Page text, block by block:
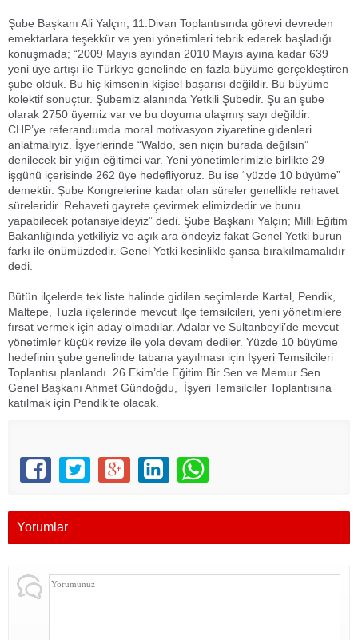
Şube Başkanı Ali Yalçın, 11.Divan Toplantısında görevi devreden
emektarlara teşekkür ve yeni yönetimleri tebrik ederek başladığı
konuşmada; “2009 Mayıs ayından 2010 Mayıs ayına kadar 639
yeni üye artışı ile Türkiye genelinde en fazla büyüme gerçekleştiren
şube olduk. Bu hiç kimsenin kişisel başarısı değildir. Bu büyüme
kolektif sonuçtur. Şubemiz alanında Yetkili Şubedir. Şu an şube
olarak 2750 üyemiz var ve bu doyuma ulaşmış sayı değildir.
CHP’ye referandumda moral motivasyon ziyaretine gidenleri
anlatmalıyız. İşyerlerinde “Waldo, sen niçin burada değilsin”
denilecek bir yığın eğitimci var. Yeni yönetimlerimizle birlikte 29
işgünü içerisinde 262 üye hedefliyoruz. Bu ise “yüzde 10 büyüme”
demektir. Şube Kongrelerine kadar olan süreler genellikle rehavet
süreleridir. Rehaveti gayrete çevirmek elimizdedir ve bunu
yapabilecek potansiyeldeyiz” dedi. Şube Başkanı Yalçın; Milli Eğitim
Bakanlığında yetkiliyiz ve açık ara öndeyiz fakat Genel Yetki burun
farkı ile önümüzdedir. Genel Yetki kesinlikle şansa bırakılmamalıdır
dedi.
Bütün ilçelerde tek liste halinde gidilen seçimlerde Kartal, Pendik,
Maltepe, Tuzla ilçelerinde mevcut ilçe temsilcileri, yeni yönetimlere
fırsat vermek için aday olmadılar. Adalar ve Sultanbeyli’de mevcut
yönetimler küçük revize ile yola devam dediler. Yüzde 10 büyüme
hedefinin şube genelinde tabana yayılması için İşyeri Temsilcileri
Toplantısı planlandı. 26 Ekim’de Eğitim Bir Sen ve Memur Sen
Genel Başkanı Ahmet Gündoğdu, İşyeri Temsilciler Toplantısına
katılmak için Pendik’te olacak.
Yorumlar